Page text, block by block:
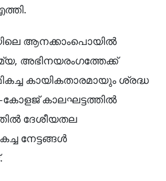
ആനക്കാംപൊയിൽ
അഭിനയരംഗത്തേക്ക്
കായികതാരമായും ശ്രദ്ധ
കാലഘട്ടത്തിൽ
ദേശീയതല
നേട്ടങ്ങൾ